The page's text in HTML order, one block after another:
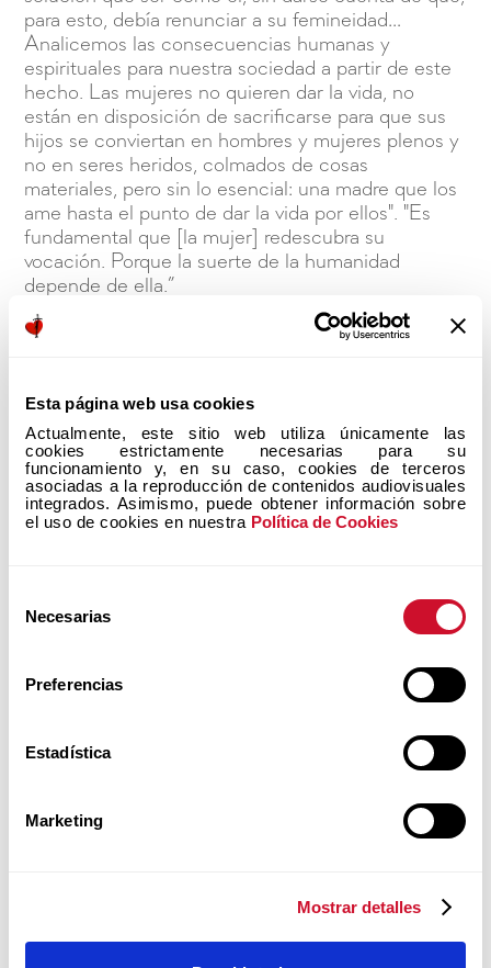
Esta página web usa cookies
Actualmente, este sitio web utiliza únicamente las
cookies estrictamente necesarias para su
funcionamiento y, en su caso, cookies de terceros
asociadas a la reproducción de contenidos audiovisuales
integrados. Asimismo, puede obtener información sobre
el uso de cookies en nuestra Política de Cookies
Necesarias
Preferencias
Estadística
Marketing
Mostrar detalles
para esto, debía renunciar a su femineidad…
Analicemos las consecuencias humanas y
espirituales para nuestra sociedad a partir de este
hecho. Las mujeres no quieren dar la vida, no
están en disposición de sacrificarse para que sus
hijos se conviertan en hombres y mujeres plenos y
no en seres heridos, colmados de cosas
materiales, pero sin lo esencial: una madre que los
ame hasta el punto de dar la vida por ellos". "Es
fundamental que [la mujer] redescubra su
vocación. Porque la suerte de la humanidad
depende de ella.”
Próximos Eventos